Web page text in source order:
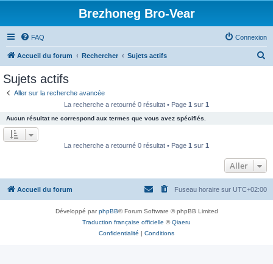
Brezhoneg Bro-Vear
FAQ Connexion
Accueil du forum Rechercher Sujets actifs
e
r
Sujets actifs
Aller sur la recherche avancée
La recherche a retourné 0 résultat • Page 1 sur 1
Aucun résultat ne correspond aux termes que vous avez spécifiés.
La recherche a retourné 0 résultat • Page 1 sur 1
Aller
Accueil du forum Fuseau horaire sur UTC+02:00
Développé parphpBB® Forum Software © phpBB Limited
Traduction française officielle ©Qiaeru
Confidentialité | Conditions